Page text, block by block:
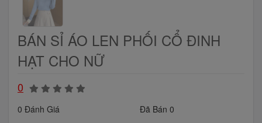
BÁN SỈ ÁO LEN PHỐI CỔ ĐINH
HẠT CHO NỮ
0
0 Đánh Giá
Đã Bán 0